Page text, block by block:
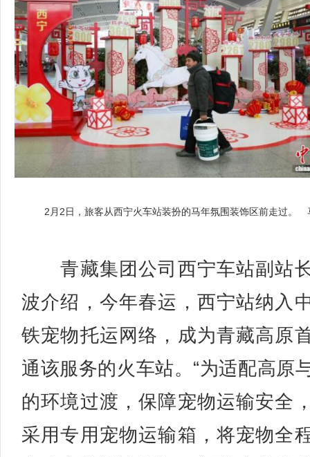
2月2日，旅客从西宁火车站装扮的马年氛围装饰区前走过。
青藏集团公司西宁车站副站
波介绍，今年春运，西宁站纳入
铁宠物托运网络，成为青藏高原
通该服务的火车站。“为适配高原
的环境过渡，保障宠物运输安全
采用专用宠物运输箱，将宠物全